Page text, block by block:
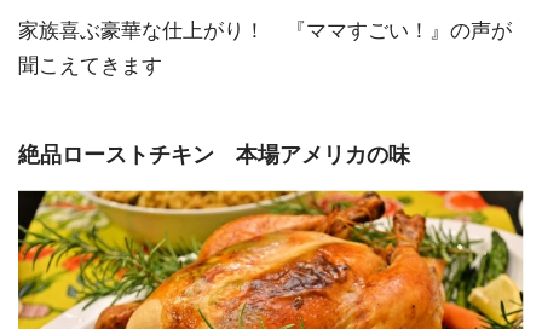
家族喜ぶ豪華な仕上がり！ 『ママすごい！』の声が
聞こえてきます
絶品ローストチキン 本場アメリカの味